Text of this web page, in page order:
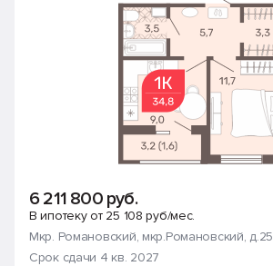
6 211 800 руб.
В ипотеку от 25 108 руб/мес.
Мкр. Романовский, мкр.Романовский, д.25
Срок сдачи 4 кв. 2027